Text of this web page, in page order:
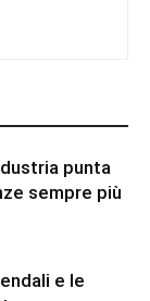
punta
sempre più
e le